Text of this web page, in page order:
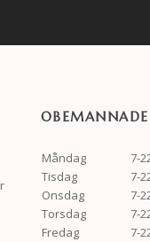
Måndag
7-
Tisdag
7-
Onsdag
7-
Torsdag
7-
Fredag
7-